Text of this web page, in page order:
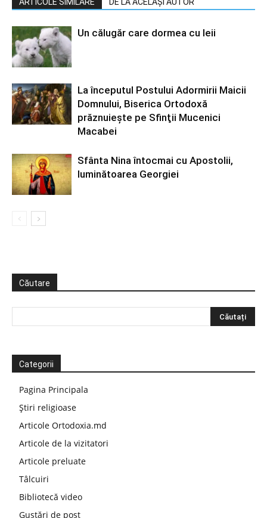
Un călugăr care dormea cu leii
La începutul Postului Adormirii Maicii
Domnului, Biserica Ortodoxă
prăznuiește pe Sfinţii Mucenici
Macabei
Sfânta Nina întocmai cu Apostolii,
luminătoarea Georgiei
Căutare
Categorii
Pagina Principala
Știri religioase
Articole Ortodoxia.md
Articole de la vizitatori
Articole preluate
Tâlcuiri
Bibliotecă video
Gustări de post